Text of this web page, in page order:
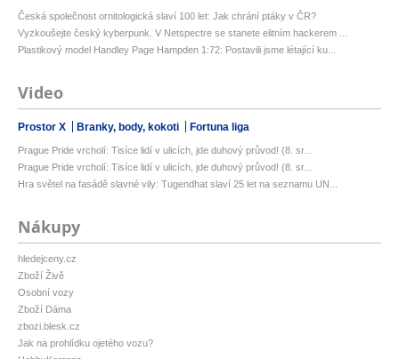
Česká společnost ornitologická slaví 100 let: Jak chrání ptáky v ČR?
Vyzkoušejte český kyberpunk. V Netspectre se stanete elitním hackerem ...
Plastikový model Handley Page Hampden 1:72: Postavili jsme létající ku...
Video
Prostor X Branky, body, kokoti Fortuna liga
Prague Pride vrcholí: Tisíce lidí v ulicích, jde duhový průvod! (8. sr...
Prague Pride vrcholí: Tisíce lidí v ulicích, jde duhový průvod! (8. sr...
Hra světel na fasádě slavné vily: Tugendhat slaví 25 let na seznamu UN...
Nákupy
hledejceny.cz
Zboží Živě
Osobní vozy
Zboží Dáma
zbozi.blesk.cz
Jak na prohlídku ojetého vozu?